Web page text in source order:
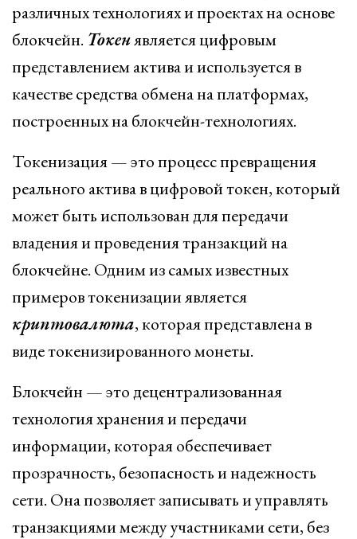
различных технологиях и проектах на основе
блокчейн. Токенявляется цифровым
представлением актива и используется в
качестве средства обмена на платформах,
построенных на блокчейн-технологиях.
Токенизация — это процесс превращения
реального актива в цифровой токен, который
может быть использован для передачи
владения и проведения транзакций на
блокчейне. Одним из самых известных
примеров токенизации является
криптовалюта, которая представлена в
виде токенизированного монеты.
Блокчейн — это децентрализованная
технология хранения и передачи
информации, которая обеспечивает
прозрачность, безопасность и надежность
сети. Она позволяет записывать и управлять
транзакциями между участниками сети, без